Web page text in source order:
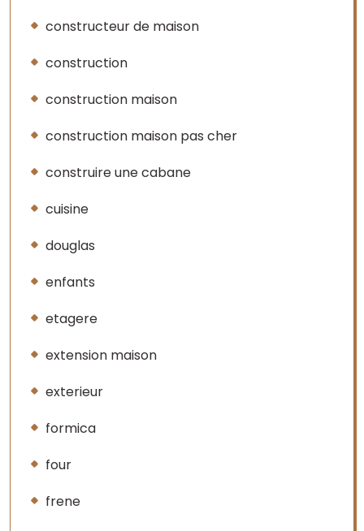
constructeur de maison
construction
construction maison
construction maison pas cher
construire une cabane
cuisine
douglas
enfants
etagere
extension maison
exterieur
formica
four
frene